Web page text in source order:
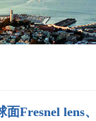
Fresnel lens